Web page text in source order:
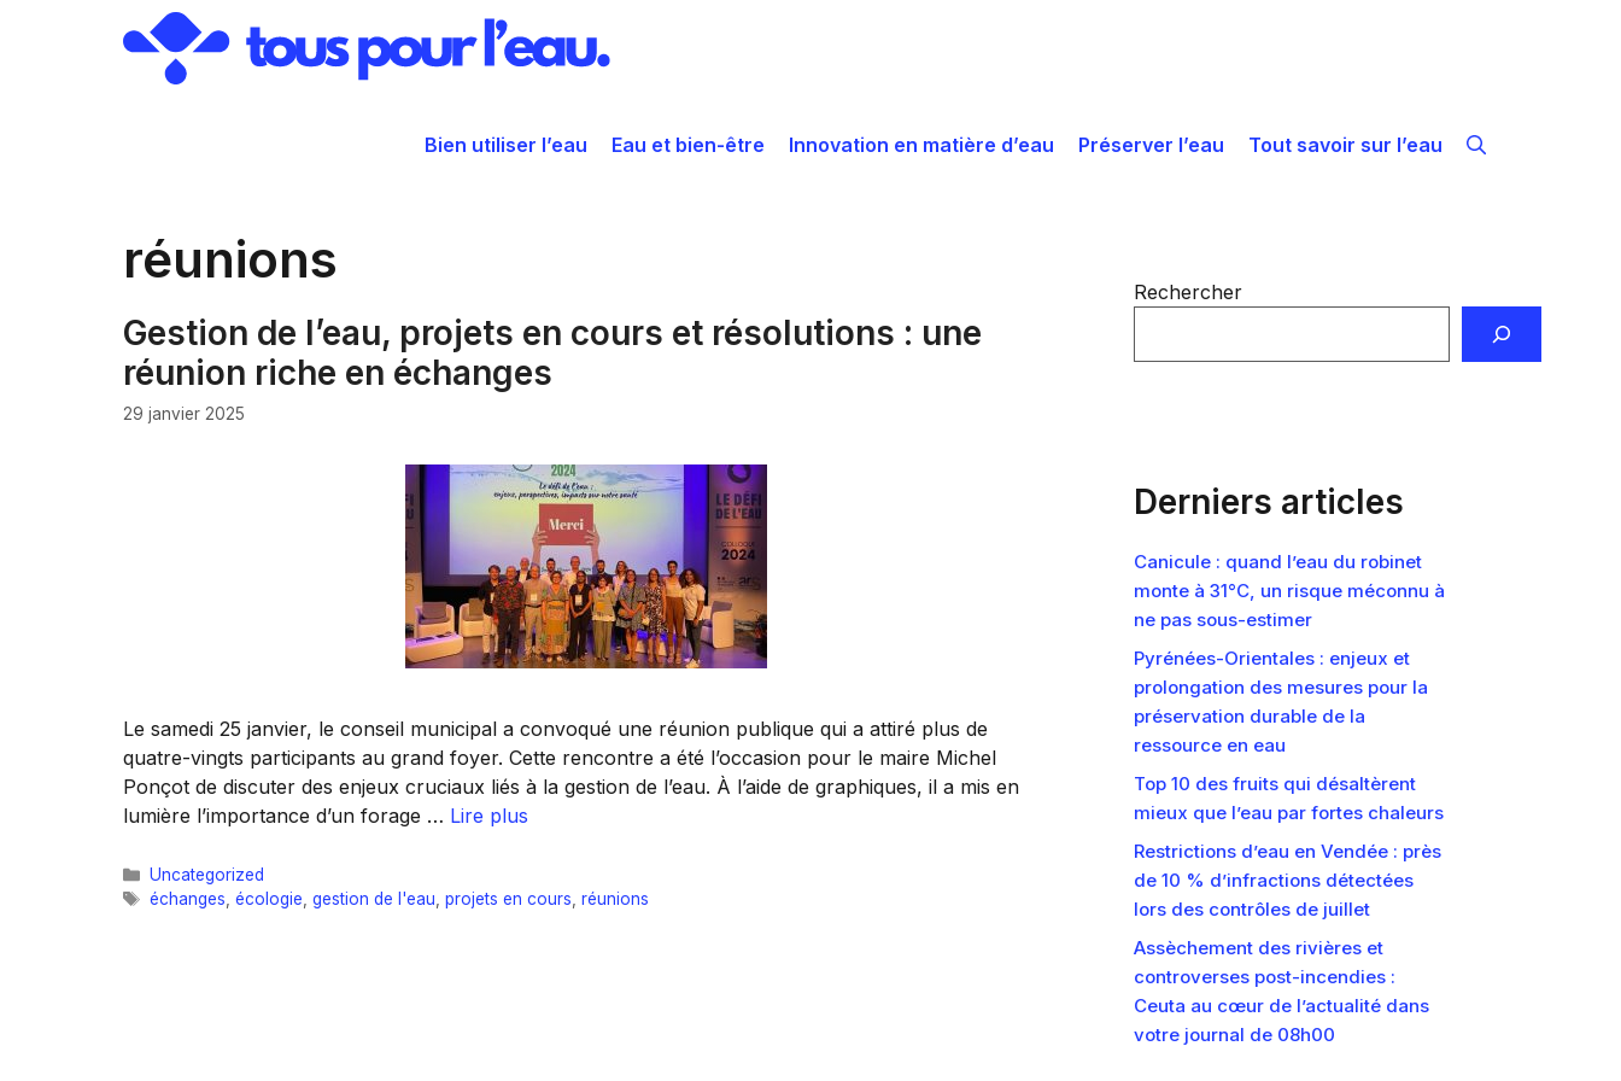
Bien utiliser l’eau Eau et bien-être Innovation en matière d’eau Préserver l’eau Tout savoir sur l’eau
réunions
Gestion de l’eau, projets en cours et résolutions : une
réunion riche en échanges
29 janvier 2025
Le samedi 25 janvier, le conseil municipal a convoqué une réunion publique qui a attiré plus de
quatre-vingts participants au grand foyer. Cette rencontre a été l’occasion pour le maire Michel
Ponçot de discuter des enjeux cruciaux liés à la gestion de l’eau. À l’aide de graphiques, il a mis en
lumière l’importance d’un forage … Lire plus
Catégories
Uncategorized
Étiquettes
échanges écologie gestion de l'eau projets en cours réunions
Rechercher
Derniers articles
Canicule : quand l’eau du robinet
monte à 31°C, un risque méconnu à
ne pas sous-estimer
Pyrénées-Orientales : enjeux et
prolongation des mesures pour la
préservation durable de la
ressource en eau
Top 10 des fruits qui désaltèrent
mieux que l’eau par fortes chaleurs
Restrictions d’eau en Vendée : près
de 10 % d’infractions détectées
lors des contrôles de juillet
Assèchement des rivières et
controverses post-incendies :
Ceuta au cœur de l’actualité dans
votre journal de 08h00